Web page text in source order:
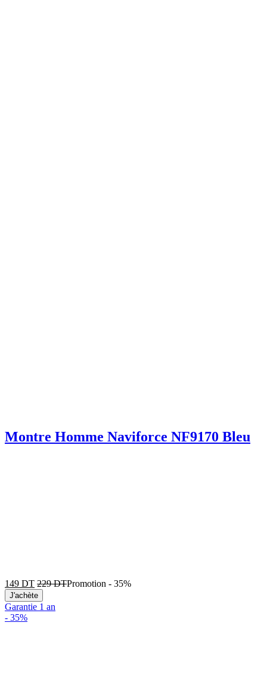
Montre Homme Naviforce NF9170 Bleu
149 DT 229DTPromotion - 35%
J'achète
Garantie 1 an
- 35%